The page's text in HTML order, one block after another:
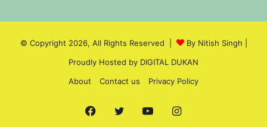
© Copyright 2026, All Rights Reserved | By Nitish Singh
Proudly Hosted by DIGITAL DUKAN
About
Contact us Privacy Policy
Facebook
Twitter YouTubeInstagram